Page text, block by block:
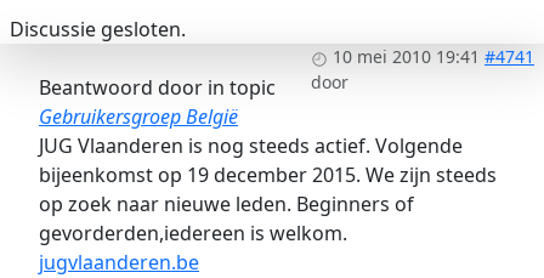
Discussie gesloten.
10 mei 2010 19:41 #4741
door
Beantwoord door in topic
Gebruikersgroep België
JUG Vlaanderen is nog steeds actief. Volgende
bijeenkomst op 19 december 2015. We zijn steeds
op zoek naar nieuwe leden. Beginners of
gevorderden,iedereen is welkom.
jugvlaanderen.be